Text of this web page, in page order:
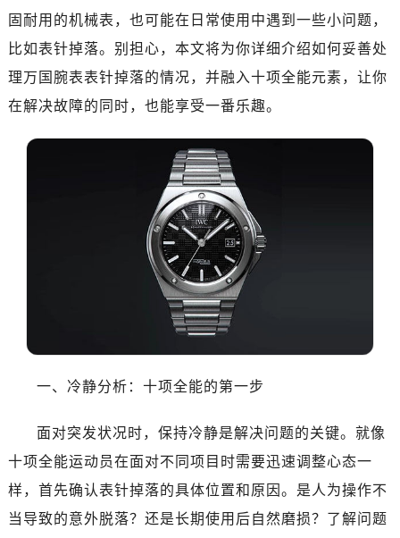
固耐用的机械表，也可能在日常使用中遇到一些小问题，
比如表针掉落。别担心，本文将为你详细介绍如何妥善处
理万国腕表表针掉落的情况，并融入十项全能元素，让你
在解决故障的同时，也能享受一番乐趣。
一、冷静分析：十项全能的第一步
面对突发状况时，保持冷静是解决问题的关键。就像
十项全能运动员在面对不同项目时需要迅速调整心态一
样，首先确认表针掉落的具体位置和原因。是人为操作不
当导致的意外脱落？还是长期使用后自然磨损？了解问题